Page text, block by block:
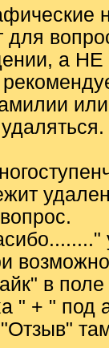
для
а НЕ
в
" + " под
"Отзыв"